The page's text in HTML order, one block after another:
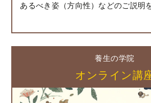
あるべき姿（方向性）などのご説明
養生の学院
オンライン講